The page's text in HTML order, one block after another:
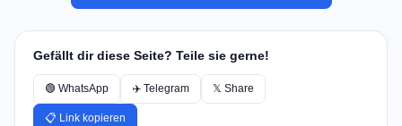
Gefällt dir diese Seite? Teile sie gerne!
🟢 WhatsApp ✈️ Telegram 𝕏 Share
📋 Link kopieren